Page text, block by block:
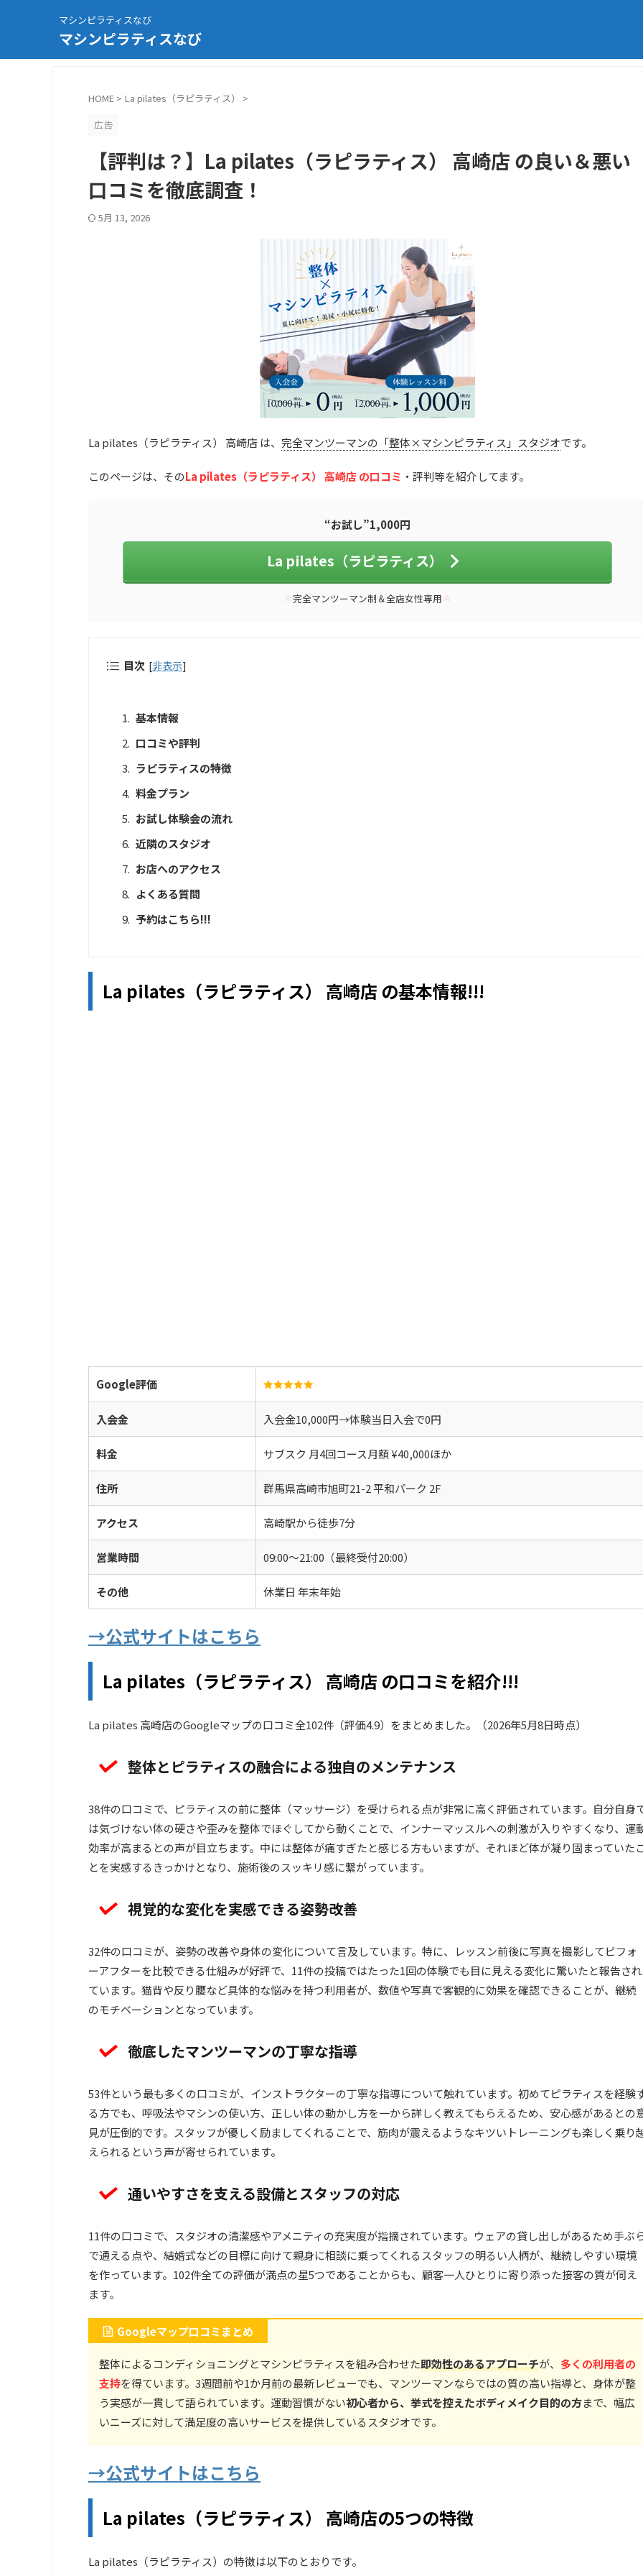
マシンピラティスなび
マシンピラティスなび
HOME > La pilates（ラピラティス）
>
広告
【評判は？】La pilates（ラピラティス） 高崎店 の良い＆悪い
口コミを徹底調査！
5月 13, 2026
La pilates（ラピラティス） 高崎店 は、 完全マンツーマンの「整体×マシンピラティス」スタジオです。
このページは、そのLa pilates（ラピラティス） 高崎店 の口コミ ・評判等を紹介してます。
“お試し”1,000円
La pilates（ラピラティス）
完全マンツーマン制＆全店女性専用
目次 [非表示]
基本情報
口コミや評判
ラピラティスの特徴
料金プラン
お試し体験会の流れ
近隣のスタジオ
お店へのアクセス
よくある質問
予約はこちら!!!
La pilates（ラピラティス） 高崎店 の基本情報!!!
Google評価
入会金 入会金10,000円→体験当日入会で0円
料金 サブスク 月4回コース月額 ¥40,000ほか
住所 群馬県高崎市旭町21-2 平和パーク 2F
アクセス 高崎駅から徒歩7分
営業時間 09:00〜21:00（最終受付20:00）
その他 休業日 年末年始
→公式サイトはこちら
La pilates（ラピラティス） 高崎店 の口コミを紹介!!!
La pilates 高崎店のGoogleマップの口コミ全102件（評価4.9）をまとめました。（2026年5月8日時点）
整体とピラティスの融合による独自のメンテナンス
38件の口コミで、ピラティスの前に整体（マッサージ）を受けられる点が非常に高く評価されています。自分自身
は気づけない体の硬さや歪みを整体でほぐしてから動くことで、インナーマッスルへの刺激が入りやすくなり、運
効率が高まるとの声が目立ちます。中には整体が痛すぎたと感じる方もいますが、それほど体が凝り固まっていた
とを実感するきっかけとなり、施術後のスッキリ感に繋がっています。
視覚的な変化を実感できる姿勢改善
32件の口コミが、姿勢の改善や身体の変化について言及しています。特に、レッスン前後に写真を撮影してビフォ
ーアフターを比較できる仕組みが好評で、11件の投稿ではたった1回の体験でも目に見える変化に驚いたと報告され
ています。猫背や反り腰など具体的な悩みを持つ利用者が、数値や写真で客観的に効果を確認できることが、継続
のモチベーションとなっています。
徹底したマンツーマンの丁寧な指導
53件という最も多くの口コミが、インストラクターの丁寧な指導について触れています。初めてピラティスを経験
る方でも、呼吸法やマシンの使い方、正しい体の動かし方を一から詳しく教えてもらえるため、安心感があるとの
見が圧倒的です。スタッフが優しく励ましてくれることで、筋肉が震えるようなキツいトレーニングも楽しく乗り
えられるという声が寄せられています。
通いやすさを支える設備とスタッフの対応
11件の口コミで、スタジオの清潔感やアメニティの充実度が指摘されています。ウェアの貸し出しがあるため手ぶ
で通える点や、結婚式などの目標に向けて親身に相談に乗ってくれるスタッフの明るい人柄が、継続しやすい環境
を作っています。102件全ての評価が満点の星5つであることからも、顧客一人ひとりに寄り添った接客の質が伺え
ます。
Googleマップ口コミまとめ
整体によるコンディショニングとマシンピラティスを組み合わせた即効性のあるアプローチが、 多くの利用者の
支持を得ています。3週間前や1か月前の最新レビューでも、マンツーマンならではの質の高い指導と、身体が整
う実感が一貫して語られています。運動習慣がない初心者から、挙式を控えたボディメイク目的の方まで、幅広
いニーズに対して満足度の高いサービスを提供しているスタジオです。
→公式サイトはこちら
La pilates（ラピラティス） 高崎店の5つの特徴
La pilates（ラピラティス）の特徴は以下のとおりです。